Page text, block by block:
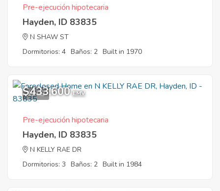
Pre-ejecución hipotecaria
Hayden, ID 83835
N SHAW ST
Dormitorios: 4 Baños: 2 Built in 1970
12
$433,600 EMV
Pre-ejecución hipotecaria
Hayden, ID 83835
N KELLY RAE DR
Dormitorios: 3 Baños: 2 Built in 1984